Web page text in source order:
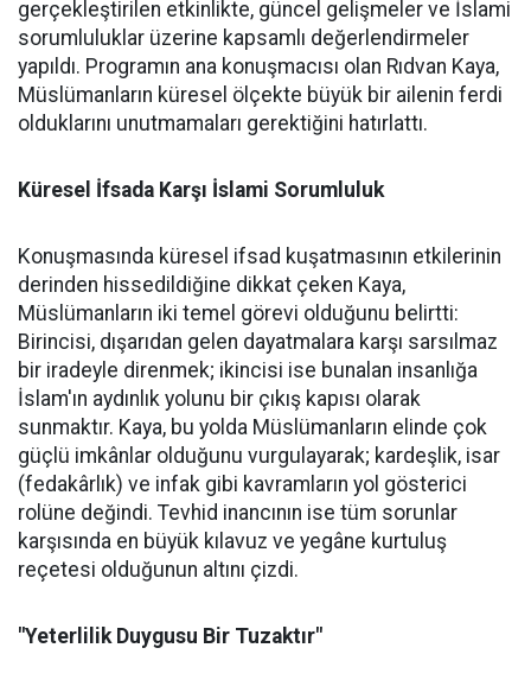
gerçekleştirilen etkinlikte, güncel gelişmeler ve İslami
sorumluluklar üzerine kapsamlı değerlendirmeler
yapıldı. Programın ana konuşmacısı olan Rıdvan Kaya,
Müslümanların küresel ölçekte büyük bir ailenin ferdi
olduklarını unutmamaları gerektiğini hatırlattı.
Küresel İfsada Karşı İslami Sorumluluk
Konuşmasında küresel ifsad kuşatmasının etkilerinin
derinden hissedildiğine dikkat çeken Kaya,
Müslümanların iki temel görevi olduğunu belirtti:
Birincisi, dışarıdan gelen dayatmalara karşı sarsılmaz
bir iradeyle direnmek; ikincisi ise bunalan insanlığa
İslam'ın aydınlık yolunu bir çıkış kapısı olarak
sunmaktır. Kaya, bu yolda Müslümanların elinde çok
güçlü imkânlar olduğunu vurgulayarak; kardeşlik, isar
(fedakârlık) ve infak gibi kavramların yol gösterici
rolüne değindi. Tevhid inancının ise tüm sorunlar
karşısında en büyük kılavuz ve yegâne kurtuluş
reçetesi olduğunun altını çizdi.
"Yeterlilik Duygusu Bir Tuzaktır"